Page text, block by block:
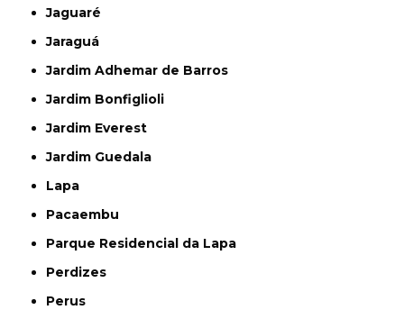
Jaguaré
Jaraguá
Jardim Adhemar de Barros
Jardim Bonfiglioli
Jardim Everest
Jardim Guedala
Lapa
Pacaembu
Parque Residencial da Lapa
Perdizes
Perus